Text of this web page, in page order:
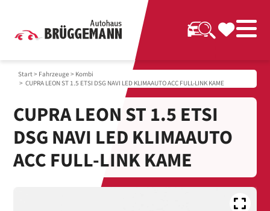
Start> Fahrzeuge > Kombi
> CUPRA LEON ST 1.5 ETSI DSG NAVI LED KLIMAAUTO ACC FULL-LINK KAME
CUPRA LEON ST 1.5 ETSI
DSG NAVI LED KLIMAAUTO
ACC FULL-LINK KAME